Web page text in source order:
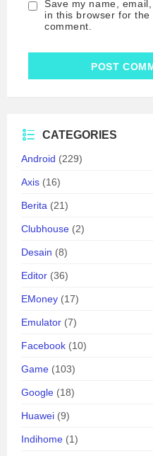
Save my name,
in this browser for the
comment.
CATEGORIES
Android (229)
Axis (16)
Berita (21)
Clubhouse (2)
Desain (8)
Editor (36)
EMoney (17)
Emulator (7)
Facebook (10)
Game (103)
Google (18)
Huawei (9)
Indihome (1)